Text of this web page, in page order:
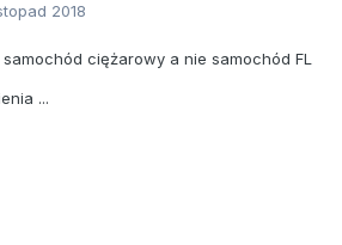
2018
ciężarowy a nie samochód FL
...